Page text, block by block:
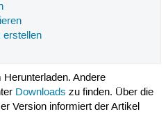
erstellen
Andere
Downloads zu finden. Über die
Version informiert der Artikel